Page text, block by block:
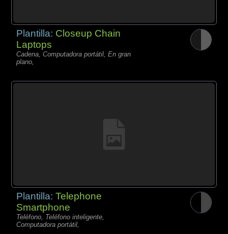
Plantilla: Closeup Chain
Laptops
Cadena, Computadora portátil, En gran
plano,
Plantilla:Telephone
Smartphone
Teléfono, Teléfono inteligente,
Computadora portátil,